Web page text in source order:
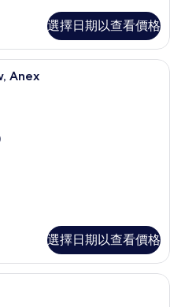
選擇日期以查看價格
Double or Twin Room, Sea View,
Anex
選擇日期以查看價格